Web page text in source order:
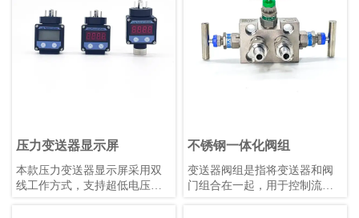
HART协议数字通信，支持远程
管理，冷端补偿精度高，数据
刷新快，稳定性强，适用
于-40℃~+85℃的工作环境。模
块外形小巧，安装便捷，抗机
压力变送器显示屏
本款压力变送器显示屏采用双
线工作方式，支持超低电压运
不锈钢一体化阀组
变送器阀组是指将变送器和阀
门组合在一起，用于控制流体